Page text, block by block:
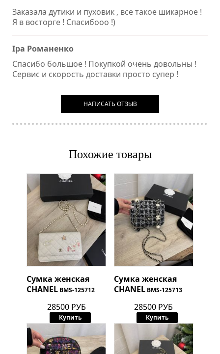
Заказала дутики и пуховик , все такое шикарное !
Я в восторге ! Спасибооо !)
Іра Романенко
Спасибо большое ! Покупкой очень довольны !
Сервис и скорость доставки просто супер !
НАПИСАТЬ ОТЗЫВ
Похожие товары
Сумка женская
CHANEL BMS-125712
28500 РУБ
Купить
Сумка женская
CHANEL BMS-125713
28500 РУБ
Купить